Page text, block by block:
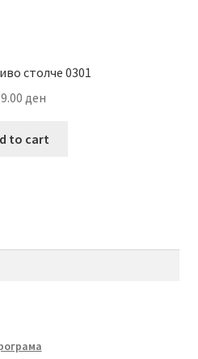
столче 0301
ден
to cart